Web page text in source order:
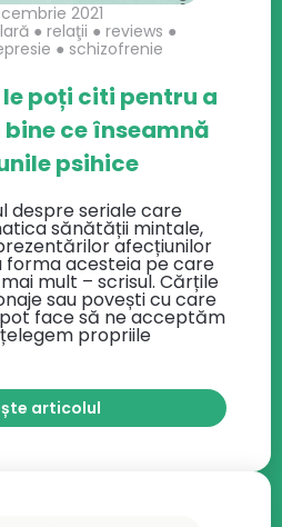
2021
● relaţii ● reviews ●
● schizofrenie
poți citi pentru a
ce înseamnă
psihice
despre seriale care
sănătății mintale,
afecțiunilor
forma acesteia pe care
mult – scrisul. Cărțile
sau povești cu care
face să ne acceptăm
propriile
articolul